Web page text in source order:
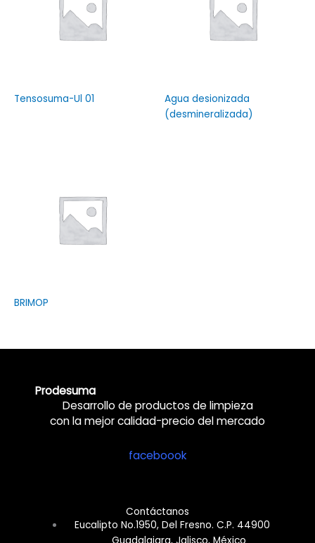
Tensosuma-Ul 01
Agua desionizada
(desmineralizada)
BRIMOP
Prodesuma
Desarrollo de productos de limpieza
con la mejor calidad-precio del mercado
faceboook
Contáctanos
Eucalipto No.1950, Del Fresno. C.P. 44900